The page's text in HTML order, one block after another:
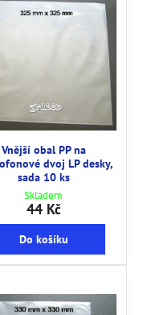
Vnější obal PP na
dvoj LP desky,
sada 10 ks
Skladem
44 Kč
Do košíku